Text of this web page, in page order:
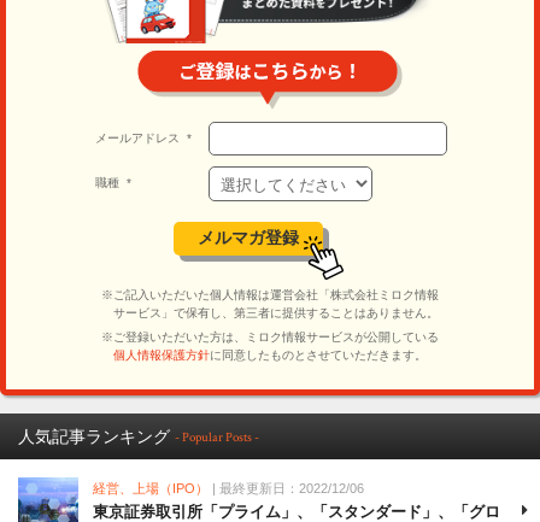
人気記事ランキング - Popular Posts -
経営、上場（IPO） | 最終更新日：2022/12/06
東京証券取引所「プライム」、「スタンダード」、「グロ